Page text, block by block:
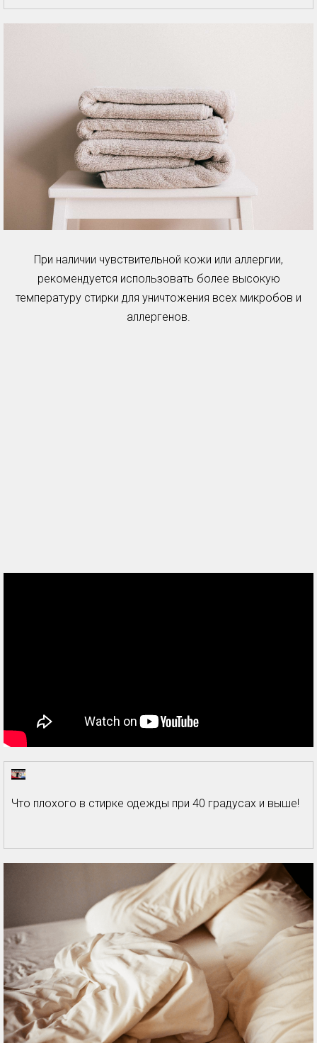
При наличии чувствительной кожи или аллергии,
рекомендуется использовать более высокую
температуру стирки для уничтожения всех микробов и
аллергенов.
Что плохого в стирке одежды при 40 градусах и выше!